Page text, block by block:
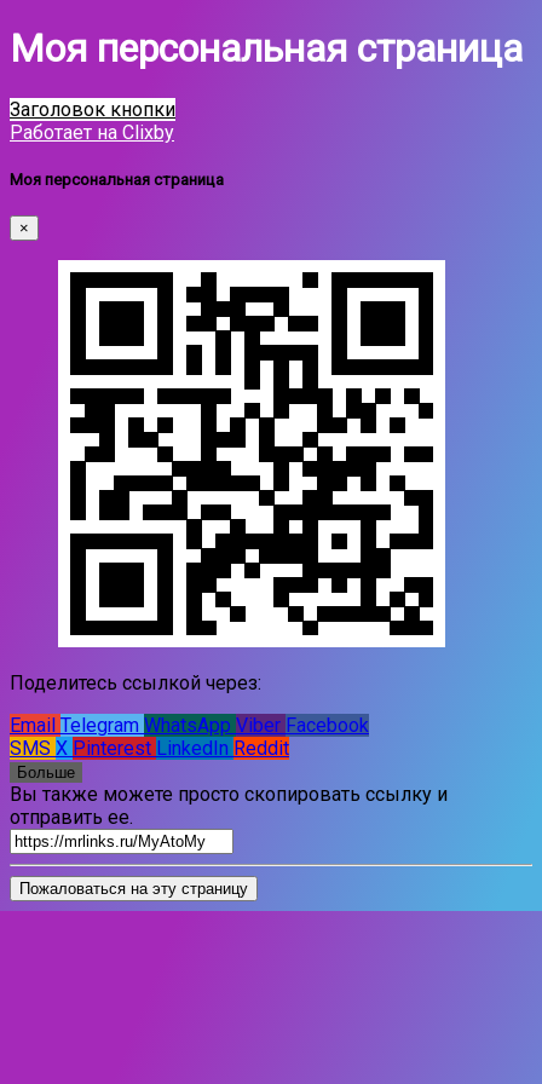
Моя персональная страница
Заголовок кнопки
Работает на Clixby
Моя персональная страница
×
Поделитесь ссылкой через:
Email Telegram WhatsApp Viber Facebook
SMS X Pinterest LinkedIn Reddit
Больше
Вы также можете просто скопировать ссылку и
отправить ее.
Пожаловаться на эту страницу